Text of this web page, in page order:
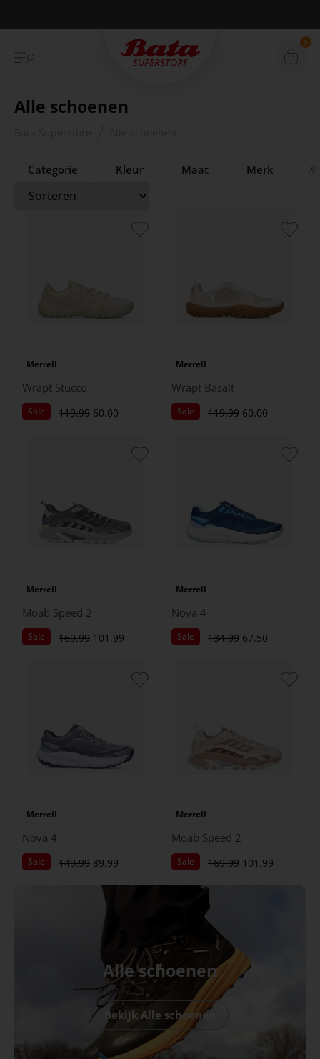
Betaal achteraf met Klarna 0
Alle schoenen
Categorie Kleur Maat Merk
Merrell
Wrapt Stucco
Sale 119.99 60.00
Merrell
Wrapt Basalt
Sale 119.99 60.00
Merrell
Moab Speed 2
Sale 169.99 101.99
Merrell
Nova 4
Sale 134.99 67.50
Merrell
Nova 4
Sale 149.99 89.99
Merrell
Moab Speed 2
Sale 169.99 101.99
Alle schoenen
Bekijk Alle schoenen